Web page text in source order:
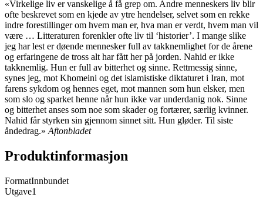
«Virkelige liv er vanskelige å få grep om. Andre menneskers liv blir
ofte beskrevet som en kjede av ytre hendelser, selvet som en rekke
indre forestillinger om hvem man er, hva man er verdt, hvem man vil
være … Litteraturen forenkler ofte liv til ‘historier’. I mange slike
jeg har lest er døende mennesker full av takknemlighet for de årene
og erfaringene de tross alt har fått her på jorden. Nahid er ikke
takknemlig. Hun er full av bitterhet og sinne. Rettmessig sinne,
synes jeg, mot Khomeini og det islamistiske diktaturet i Iran, mot
farens sykdom og hennes eget, mot mannen som hun elsker, men
som slo og sparket henne når hun ikke var underdanig nok. Sinne
og bitterhet anses som noe som skader og fortærer, særlig kvinner.
Nahid får styrken sin gjennom sinnet sitt. Hun gløder. Til siste
åndedrag.» Aftonbladet
Produktinformasjon
FormatInnbundet
Utgave1